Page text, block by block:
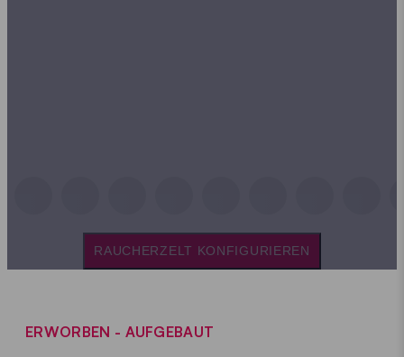
RAUCHERZELT KONFIGURIEREN
ERWORBEN - AUFGEBAUT